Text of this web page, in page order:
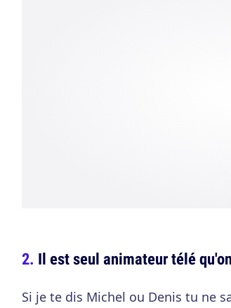
Il est seul animateur télé
Si je te dis Michel ou Denis tu ne